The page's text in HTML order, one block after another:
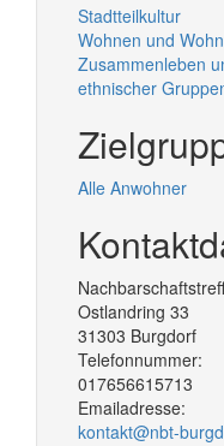
Stadtteilkultur
Wohnen und
Zusammenleben
ethnischer
Alle Anwohner
Ostlandring 33
31303 Burgdorf
Telefonnummer:
017656615713
Emailadresse:
kontakt@nbt-